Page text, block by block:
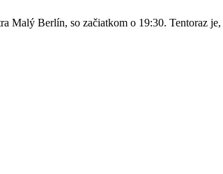
Malý Berlín, so začiatkom o 19:30. Tentoraz